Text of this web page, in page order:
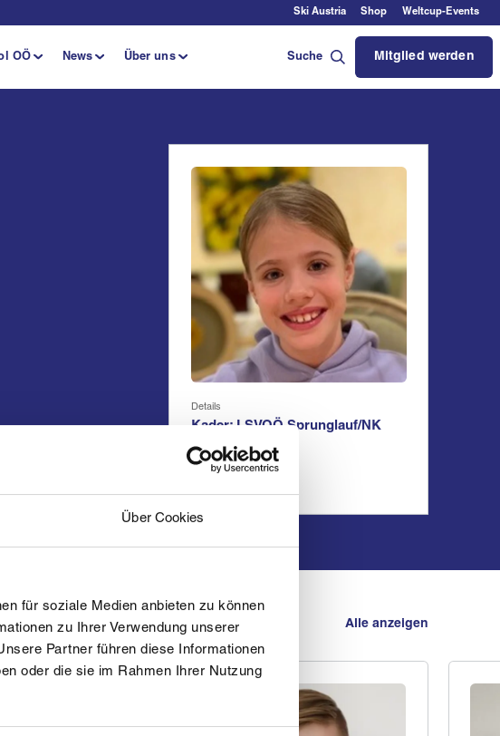
Über Cookies
für soziale Medien anbieten zu können
zu Ihrer Verwendung unserer
Partner führen diese Informationen
oder die sie im Rahmen Ihrer Nutzung
Ski Austria Shop Weltcup-Events
OÖ News Über uns Suche Mitglied werden
Details
Kader: LSVOÖ Sprunglauf/NK
Alle anzeigen